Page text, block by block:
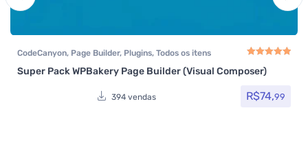
CodeCanyon, Page Builder, Plugins, Todos os itens
Avaliação
Super Pack WPBakery Page Builder (Visual Composer)
394 vendas R$74,99